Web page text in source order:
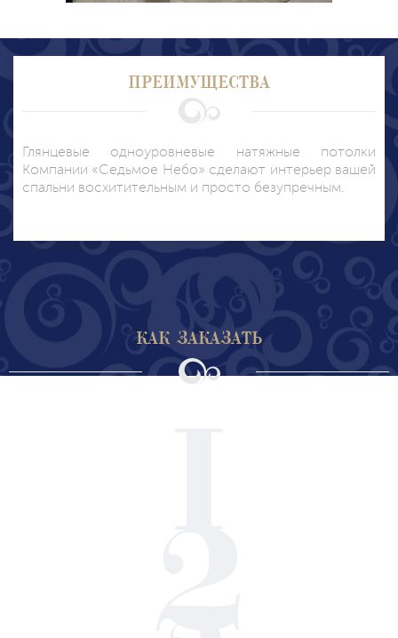
ПРЕИМУЩЕСТВА
Глянцевые одноуровневые натяжные потолки
Компании «Седьмое Небо» сделают интерьер вашей
спальни восхитительным и просто безупречным.
КАК ЗАКАЗАТЬ